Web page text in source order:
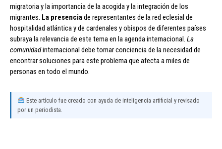
migratoria y la importancia de la acogida y la integración de los
migrantes. La presenciade representantes de la red eclesial de
hospitalidad atlántica y de cardenales y obispos de diferentes países
subraya la relevancia de este tema en la agenda internacional. La
comunidadinternacional debe tomar conciencia de la necesidad de
encontrar soluciones para este problema que afecta a miles de
personas en todo el mundo.
Este artículo fue creado con ayuda de inteligencia artificial y revisado
por un periodista.